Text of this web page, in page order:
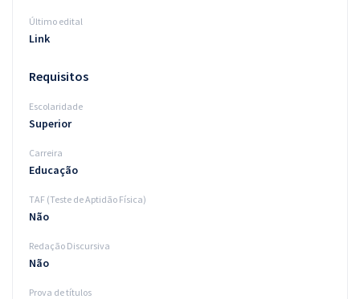
Atendimento
Último edital
Link
Requisitos
Escolaridade
Superior
Carreira
Educação
TAF (Teste de Aptidão Física)
Não
Redação Discursiva
Não
Prova de títulos